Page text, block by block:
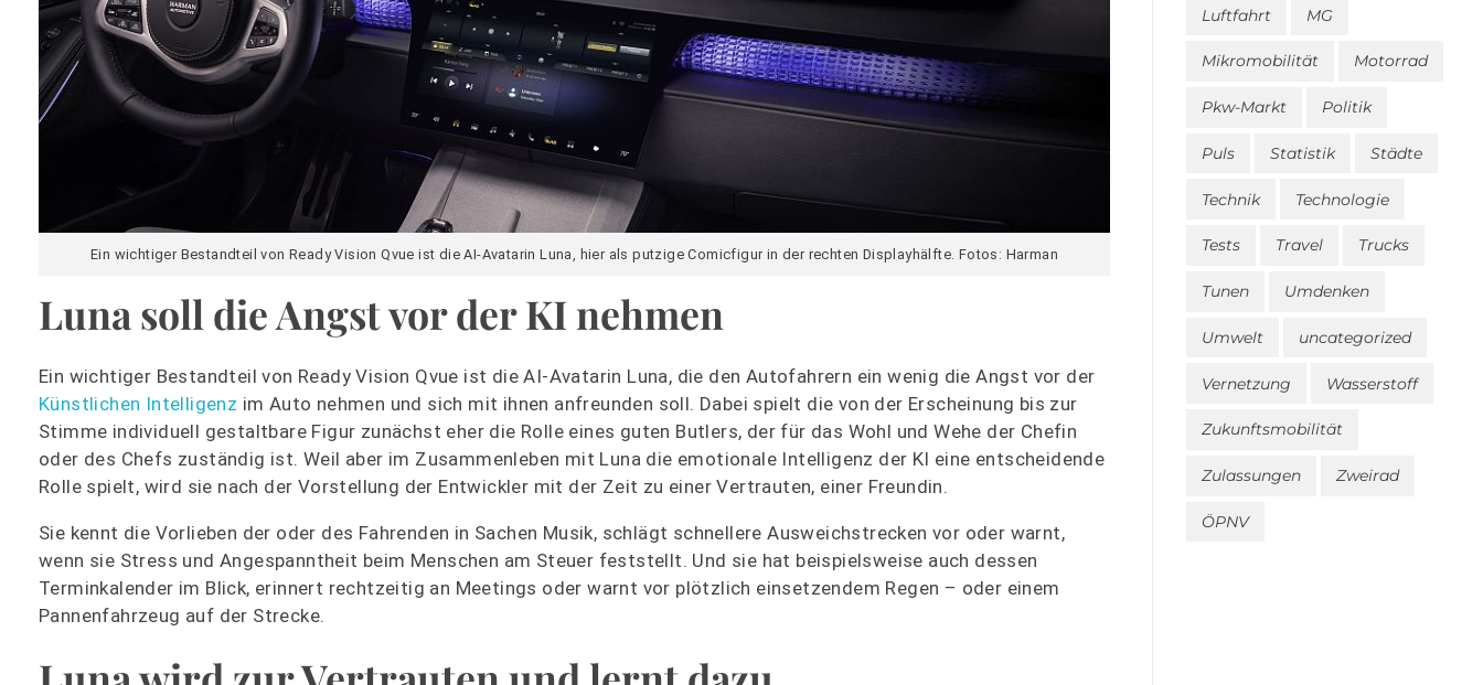
Ein wichtiger Bestandteil von Ready Vision Qvue ist die AI-Avatarin Luna, hier als putzige Comicfigur in der rechten Displayhälfte. Fotos: Harman
Luna soll die Angst vor der KI nehmen
Ein wichtiger Bestandteil von Ready Vision Qvue ist die AI-Avatarin Luna, die den Autofahrern ein wenig die Angst vor der
Künstlichen Intelligenz im Auto nehmen und sich mit ihnen anfreunden soll. Dabei spielt die von der Erscheinung bis zur
Stimme individuell gestaltbare Figur zunächst eher die Rolle eines guten Butlers, der für das Wohl und Wehe der Chefin
oder des Chefs zuständig ist. Weil aber im Zusammenleben mit Luna die emotionale Intelligenz der KI eine entscheidende
Rolle spielt, wird sie nach der Vorstellung der Entwickler mit der Zeit zu einer Vertrauten, einer Freundin.
Sie kennt die Vorlieben der oder des Fahrenden in Sachen Musik, schlägt schnellere Ausweichstrecken vor oder warnt,
wenn sie Stress und Angespanntheit beim Menschen am Steuer feststellt. Und sie hat beispielsweise auch dessen
Terminkalender im Blick, erinnert rechtzeitig an Meetings oder warnt vor plötzlich einsetzendem Regen – oder einem
Pannenfahrzeug auf der Strecke.
Luftfahrt MG
Mikromobilität Motorrad
Pkw-Markt Politik
Puls Statistik Städte
Technik Technologie
Tests Travel Trucks
Tunen Umdenken
Umwelt uncategorized
Vernetzung Wasserstoff
Zukunftsmobilität
Zulassungen Zweirad
ÖPNV